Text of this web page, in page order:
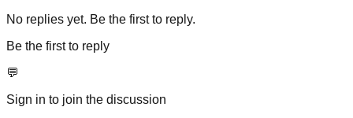
No replies yet. Be the first to reply.
Be the first to reply
💬
Sign in to join the discussion